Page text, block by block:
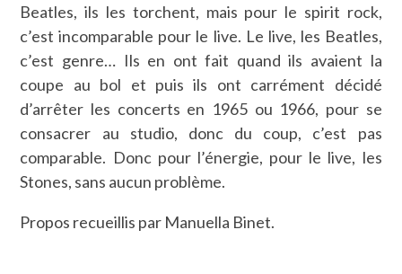
Beatles, ils les torchent, mais pour le spirit rock,
c’est incomparable pour le live. Le live, les Beatles,
c’est genre… Ils en ont fait quand ils avaient la
coupe au bol et puis ils ont carrément décidé
d’arrêter les concerts en 1965 ou 1966, pour se
consacrer au studio, donc du coup, c’est pas
comparable. Donc pour l’énergie, pour le live, les
Stones, sans aucun problème.
Propos recueillis par Manuella Binet.